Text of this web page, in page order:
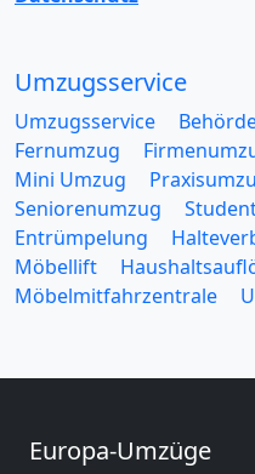
Umzugsservice
Umzugsservice
Fernumzug
Mini Umzug
Seniorenumzug
Entrümpelung
Möbellift
Möbelmitfahrzentrale
Europa-Umzüge